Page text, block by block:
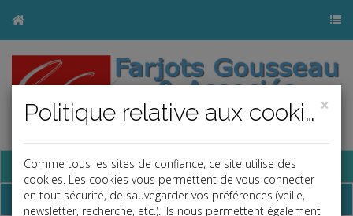
Base documentaire
Dépêches
×
Politique relative aux cookies
Comme tous les sites de confiance, ce site utilise des
cookies. Les cookies vous permettent de vous connecter
en tout sécurité, de sauvegarder vos préférences (veille,
newsletter, recherche, etc.). Ils nous permettent également